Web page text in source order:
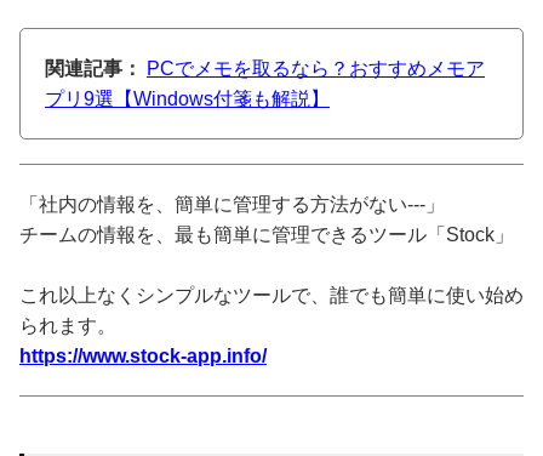
関連記事：
PCでメモを取るなら？おすすめメモア
プリ9選【Windows付箋も解説】
「社内の情報を、簡単に管理する方法がない---」
チームの情報を、最も簡単に管理できるツール「Stock」
これ以上なくシンプルなツールで、誰でも簡単に使い始め
られます。
https://www.stock-app.info/